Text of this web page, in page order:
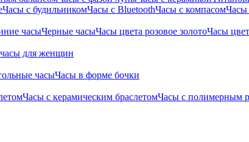
Часы с будильникомЧасы с BluetoothЧасы с компасомЧасы
часыЧерные часыЧасы цвета розовое золотоЧасы
для женщин
часыЧасы в форме бочки
Часы с керамическим браслетомЧасы с полимерным